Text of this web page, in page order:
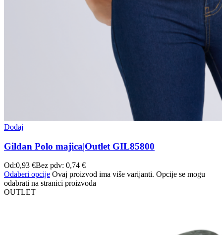
Dodaj
Gildan Polo majica|Outlet GIL85800
Od:0,93 €Bez pdv: 0,74 €
Odaberi opcije Ovaj proizvod ima više varijanti. Opcije se mogu
odabrati na stranici proizvoda
OUTLET